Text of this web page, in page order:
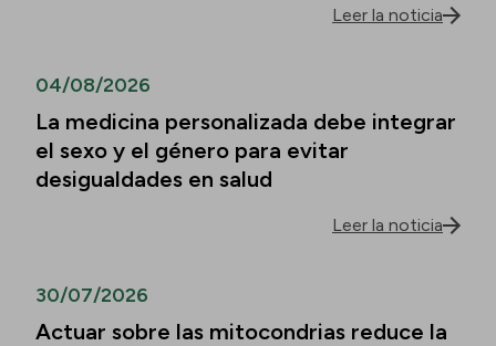
Leer la noticia
04/08/2026
La medicina personalizada debe integrar
el sexo y el género para evitar
desigualdades en salud
Leer la noticia
30/07/2026
Actuar sobre las mitocondrias reduce la